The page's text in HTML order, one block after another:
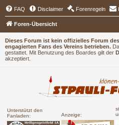
Dieses Forum ist kein offizielles Forum
engagierten Fans des Vereins betrieben.
gestattet. Mit Benutzung des Boardes gilt der
akzeptiert.
Unterstützt den
Fanladen:
Anzeige:
FAQ Disclaimer Forenregeln
Foren-Übersicht